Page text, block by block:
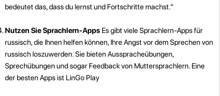
bedeutet das, dass du lernst und Fortschritte machst."
Nutzen Sie Sprachlern-Apps Es gibt viele Sprachlern-Apps für
russisch, die Ihnen helfen können, Ihre Angst vor dem Sprechen von
russisch loszuwerden. Sie bieten Ausspracheübungen,
Sprechübungen und sogar Feedback von Muttersprachlern. Eine
der besten Apps ist LinGo Play